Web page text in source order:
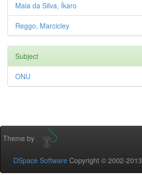
Maia da Silva, Íkaro
Reggo, Marcicley
Subject
ONU
Theme by
DSpace Software Copyright © 2002-2013